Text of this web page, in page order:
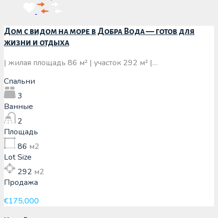
Дом с видом на море в Добра Вода — готов для
жизни и отдыха
| жилая площадь 86 м² | участок 292 м² |…
Спальни
3
Ванные
2
Площадь
86 м2
Lot Size
292 м2
Продажа
€175,000